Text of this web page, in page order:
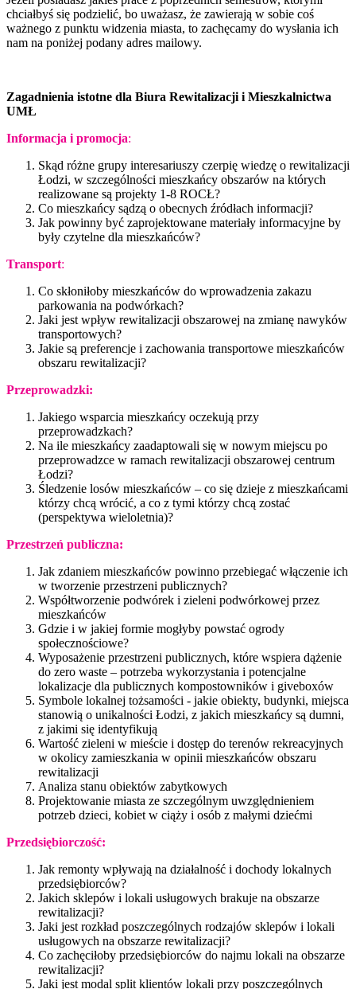
chciałbyś się podzielić, bo uważasz, że zawierają w sobie coś
ważnego z punktu widzenia miasta, to zachęcamy do wysłania ich
nam na poniżej podany adres mailowy.
Zagadnienia istotne dla Biura Rewitalizacji i Mieszkalnictwa
UMŁ
Informacja i promocja:
Skąd różne grupy interesariuszy czerpię wiedzę o rewitalizacji
Łodzi, w szczególności mieszkańcy obszarów na których
realizowane są projekty 1-8 ROCŁ?
Co mieszkańcy sądzą o obecnych źródłach informacji?
Jak powinny być zaprojektowane materiały informacyjne by
były czytelne dla mieszkańców?
Transport:
Co skłoniłoby mieszkańców do wprowadzenia zakazu
parkowania na podwórkach?
Jaki jest wpływ rewitalizacji obszarowej na zmianę nawyków
transportowych?
Jakie są preferencje i zachowania transportowe mieszkańców
obszaru rewitalizacji?
Przeprowadzki:
Jakiego wsparcia mieszkańcy oczekują przy
przeprowadzkach?
Na ile mieszkańcy zaadaptowali się w nowym miejscu po
przeprowadzce w ramach rewitalizacji obszarowej centrum
Łodzi?
Śledzenie losów mieszkańców – co się dzieje z mieszkańcami
którzy chcą wrócić, a co z tymi którzy chcą zostać
(perspektywa wieloletnia)?
Przestrzeń publiczna:
Jak zdaniem mieszkańców powinno przebiegać włączenie ich
w tworzenie przestrzeni publicznych?
Współtworzenie podwórek i zieleni podwórkowej przez
mieszkańców
Gdzie i w jakiej formie mogłyby powstać ogrody
społecznościowe?
Wyposażenie przestrzeni publicznych, które wspiera dążenie
do zero waste – potrzeba wykorzystania i potencjalne
lokalizacje dla publicznych kompostowników i giveboxów
Symbole lokalnej tożsamości - jakie obiekty, budynki, miejsca
stanowią o unikalności Łodzi, z jakich mieszkańcy są dumni,
z jakimi się identyfikują
Wartość zieleni w mieście i dostęp do terenów rekreacyjnych
w okolicy zamieszkania w opinii mieszkańców obszaru
rewitalizacji
Analiza stanu obiektów zabytkowych
Projektowanie miasta ze szczególnym uwzględnieniem
potrzeb dzieci, kobiet w ciąży i osób z małymi dziećmi
Przedsiębiorczość:
Jak remonty wpływają na działalność i dochody lokalnych
przedsiębiorców?
Jakich sklepów i lokali usługowych brakuje na obszarze
rewitalizacji?
Jaki jest rozkład poszczególnych rodzajów sklepów i lokali
usługowych na obszarze rewitalizacji?
Co zachęciłoby przedsiębiorców do najmu lokali na obszarze
rewitalizacji?
Jaki jest modal split klientów lokali przy poszczególnych